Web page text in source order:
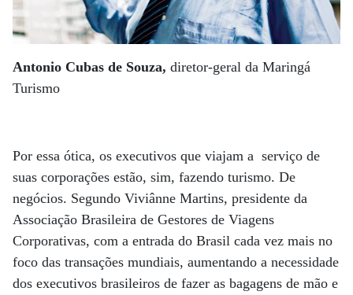
Antonio Cubas de Souza, diretor-geral da Maringá
Turismo
Por essa ótica, os executivos que viajam a serviço de
suas corporações estão, sim, fazendo turismo. De
negócios. Segundo Viviânne Martins, presidente da
Associação Brasileira de Gestores de Viagens
Corporativas, com a entrada do Brasil cada vez mais no
foco das transações mundiais, aumentando a necessidade
dos executivos brasileiros de fazer as bagagens de mão e